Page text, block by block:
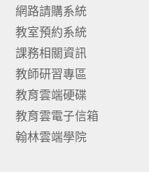
網路請購系統
教室預約系統
課務相關資訊
教師研習專區
教育雲端硬碟
教育雲電子信箱
翰林雲端學院